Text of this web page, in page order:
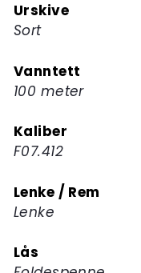
produktet
Urskive
Sort
Vanntett
100 meter
Kaliber
F07.412
Lenke / Rem
Lenke
Lås